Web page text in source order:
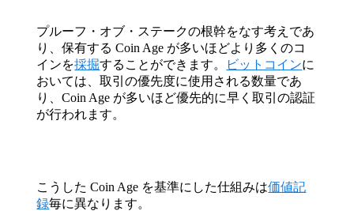
プルーフ・オブ・ステークの根幹をなす考えであ
り、保有する Coin Age が多いほどより多くのコ
インを採掘することができます。 ビットコインに
おいては、取引の優先度に使用される数量であ
り、Coin Age が多いほど優先的に早く取引の認証
が行われます。
こうした Coin Age を基準にした仕組みは価値記
録毎に異なります。